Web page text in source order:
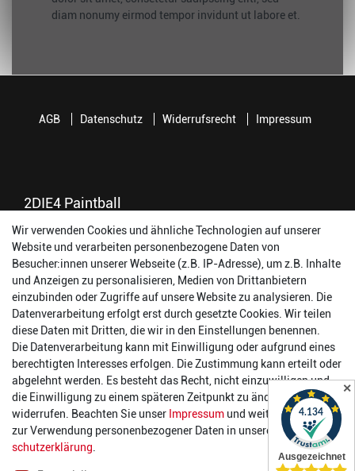
diam nonumy eirmod tempor invidunt ut labore et.
2DIE4 Paintball
56457 Westerburg
Reinhold-Ferger-Straße 26
order@2die4-sports.com
0 26 63/ 9 68 69 37
Öffnungszeiten
14:00 - 17:00 Uhr
Dienstag:
14:00 - 17:00 Uhr
Mittwoch:
14:00 - 17:00 Uhr
Donnerstag:
14:00 - 17:00 Uhr
14:00 - 19:00 Uhr
10:00 - 17:00 Uhr
AGB Datenschutz Widerrufsrecht Impressum
Wir verwenden Cookies und ähnliche Technologien auf unserer
Website und verarbeiten personenbezogene Daten von
Besucher:innen unserer Webseite (z.B. IP-Adresse), um z.B. Inhalte
und Anzeigen zu personalisieren, Medien von Drittanbietern
einzubinden oder Zugriffe auf unsere Website zu analysieren. Die
Datenverarbeitung erfolgt erst durch gesetzte Cookies. Wir teilen
diese Daten mit Dritten, die wir in den Einstellungen benennen.
Die Datenverarbeitung kann mit Einwilligung oder aufgrund eines
berechtigten Interesses erfolgen. Die Zustimmung kann erteilt oder
abgelehnt werden. Es besteht das Recht, nicht einzuwilligen und
die Einwilligung zu einem späteren Zeitpunkt zu ändern oder zu
widerrufen. Beachten Sie unser Impressum und weitere Hinweise
zur Verwendung personenbezogener Daten in unserer
Daten­
schutz­erklärung
✕